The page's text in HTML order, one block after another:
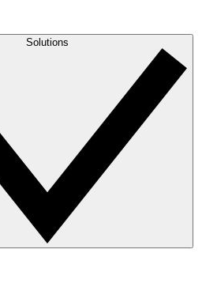
Solutions